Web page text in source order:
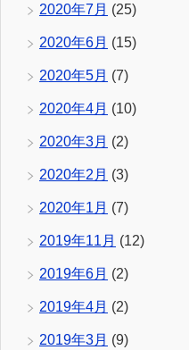
2020年7月 (25)
2020年6月 (15)
2020年5月 (7)
2020年4月 (10)
2020年3月 (2)
2020年2月 (3)
2020年1月 (7)
2019年11月 (12)
2019年6月 (2)
2019年4月 (2)
2019年3月 (9)